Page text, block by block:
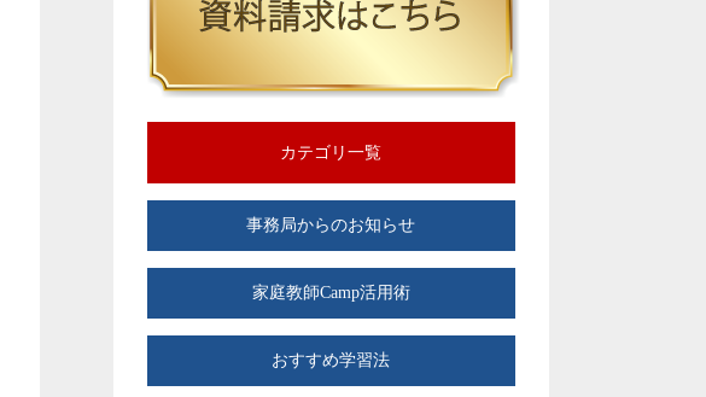
カテゴリ一覧
事務局からのお知らせ
家庭教師Camp活用術
おすすめ学習法